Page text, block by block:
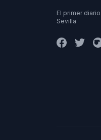
El primer
Sevilla